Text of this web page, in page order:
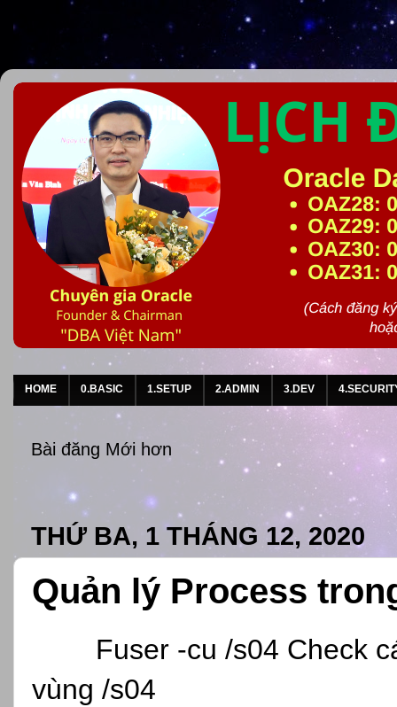
HOME 0.BASIC 1.SETUP 2.ADMIN 3.DEV
Bài đăng Mới hơn
THỨ BA, 1 THÁNG 12, 2020
Quản lý Process
Fuser -cu /s04 Check
vùng /s04